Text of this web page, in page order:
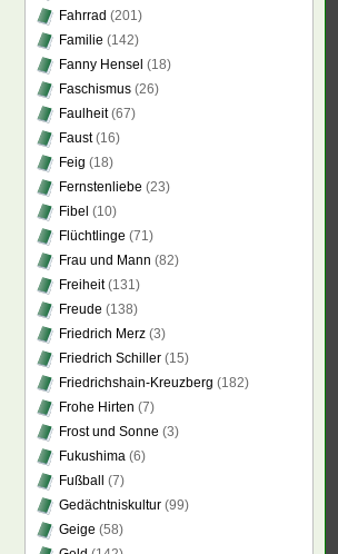
Fahrrad (201)
Familie (142)
Fanny Hensel (18)
Faschismus (26)
Faulheit(67)
Faust(16)
Feig (18)
Fernstenliebe (23)
Fibel (10)
Flüchtlinge (71)
Frau und Mann (82)
Freiheit(131)
Freude (138)
Friedrich Merz (3)
Friedrich Schiller (15)
Friedrichshain-Kreuzberg (182)
Frohe Hirten (7)
Frost und Sonne (3)
Fukushima (6)
Fußball
(7)
Gedächtniskultur (99)
Geige (58)